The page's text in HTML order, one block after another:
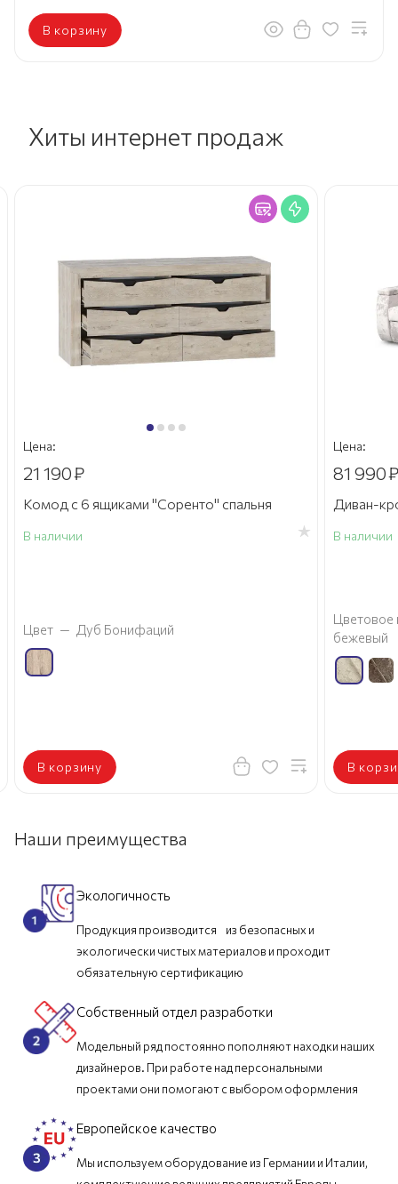
В корзину
Хиты интернет продаж
Цена:
21 190₽
Комод с 6 ящиками "Соренто" спальня
В наличии
Цвет — Дуб Бонифаций
В корзину
Цена:
81 990₽
Диван-
В наличии
Цветовое
бежевый
В
Наши преимущества
Экологичность
Продукция производится из безопасных и
экологически чистых материалов и проходит
обязательную сертификацию
Собственный отдел разработки
Модельный ряд постоянно пополняют находки наших
дизайнеров. При работе над персональными
проектами они помогают с выбором оформления
Европейское качество
Мы используем оборудование из Германии и Италии,